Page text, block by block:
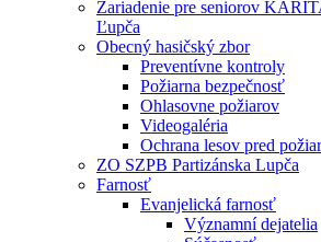
Zariadenie pre seniorov
Ľupča
Obecný hasičský zbor
Preventívne kontroly
Požiarna bezpečnosť
Ohlasovne požiarov
Videogaléria
Ochrana lesov pred
ZO SZPB Partizánska Lupča
Farnosť
Evanjelická farnosť
Významní dejatelia